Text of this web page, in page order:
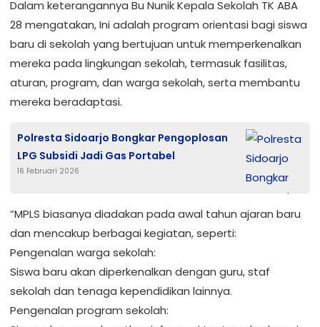
Dalam keterangannya Bu Nunik Kepala Sekolah TK ABA
28 mengatakan, Ini adalah program orientasi bagi siswa
baru di sekolah yang bertujuan untuk memperkenalkan
mereka pada lingkungan sekolah, termasuk fasilitas,
aturan, program, dan warga sekolah, serta membantu
mereka beradaptasi.
Polresta Sidoarjo Bongkar Pengoplosan
LPG Subsidi Jadi Gas Portabel
16 Februari 2026
“MPLS biasanya diadakan pada awal tahun ajaran baru
dan mencakup berbagai kegiatan, seperti:
Pengenalan warga sekolah:
Siswa baru akan diperkenalkan dengan guru, staf
sekolah dan tenaga kependidikan lainnya.
Pengenalan program sekolah: